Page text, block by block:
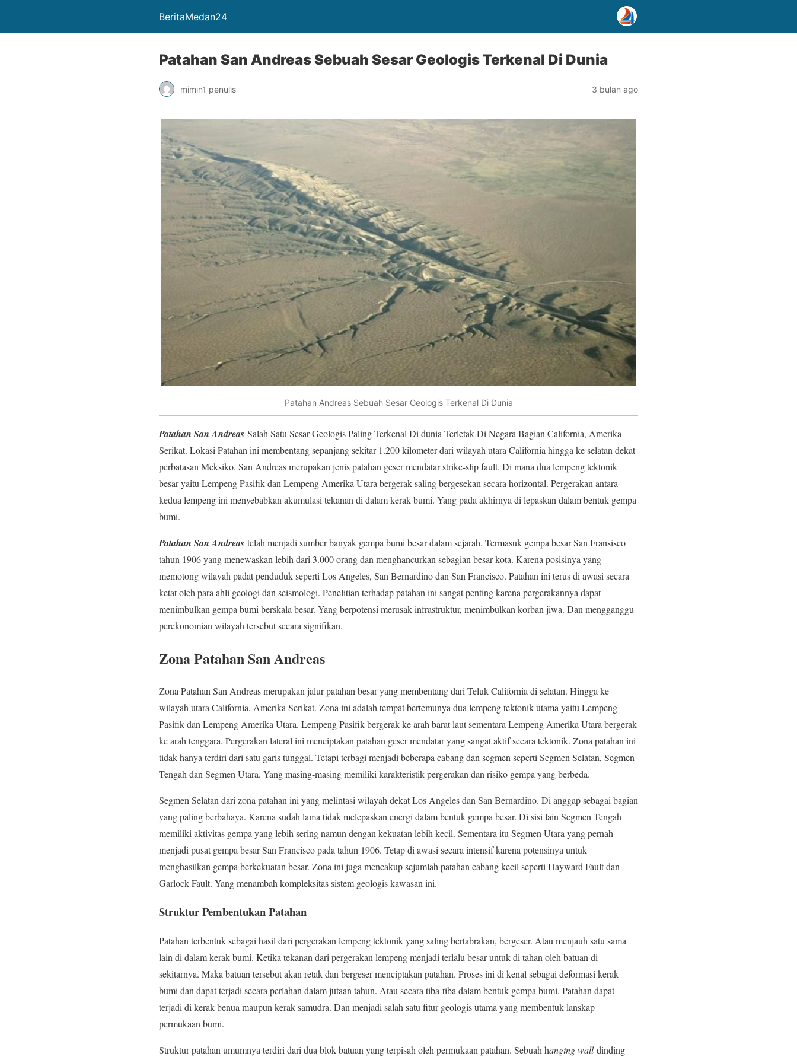
BeritaMedan24
Patahan San Andreas Sebuah Sesar Geologis Terkenal Di Dunia
mimin1 penulis 3 bulan ago
Patahan Andreas Sebuah Sesar Geologis Terkenal Di Dunia
Patahan San Andreas Salah Satu Sesar Geologis Paling Terkenal Di dunia Terletak Di Negara Bagian California, Amerika
Serikat. Lokasi Patahan ini membentang sepanjang sekitar 1.200 kilometer dari wilayah utara California hingga ke selatan dekat
perbatasan Meksiko. San Andreas merupakan jenis patahan geser mendatar strike-slip fault. Di mana dua lempeng tektonik
besar yaitu Lempeng Pasifik dan Lempeng Amerika Utara bergerak saling bergesekan secara horizontal. Pergerakan antara
kedua lempeng ini menyebabkan akumulasi tekanan di dalam kerak bumi. Yang pada akhirnya di lepaskan dalam bentuk gempa
bumi.
Patahan San Andreas telah menjadi sumber banyak gempa bumi besar dalam sejarah. Termasuk gempa besar San Fransisco
tahun 1906 yang menewaskan lebih dari 3.000 orang dan menghancurkan sebagian besar kota. Karena posisinya yang
memotong wilayah padat penduduk seperti Los Angeles, San Bernardino dan San Francisco. Patahan ini terus di awasi secara
ketat oleh para ahli geologi dan seismologi. Penelitian terhadap patahan ini sangat penting karena pergerakannya dapat
menimbulkan gempa bumi berskala besar. Yang berpotensi merusak infrastruktur, menimbulkan korban jiwa. Dan mengganggu
perekonomian wilayah tersebut secara signifikan.
Zona Patahan San Andreas
Zona Patahan San Andreas merupakan jalur patahan besar yang membentang dari Teluk California di selatan. Hingga ke
wilayah utara California, Amerika Serikat. Zona ini adalah tempat bertemunya dua lempeng tektonik utama yaitu Lempeng
Pasifik dan Lempeng Amerika Utara. Lempeng Pasifik bergerak ke arah barat laut sementara Lempeng Amerika Utara bergerak
ke arah tenggara. Pergerakan lateral ini menciptakan patahan geser mendatar yang sangat aktif secara tektonik. Zona patahan ini
tidak hanya terdiri dari satu garis tunggal. Tetapi terbagi menjadi beberapa cabang dan segmen seperti Segmen Selatan, Segmen
Tengah dan Segmen Utara. Yang masing-masing memiliki karakteristik pergerakan dan risiko gempa yang berbeda.
Segmen Selatan dari zona patahan ini yang melintasi wilayah dekat Los Angeles dan San Bernardino. Di anggap sebagai bagian
yang paling berbahaya. Karena sudah lama tidak melepaskan energi dalam bentuk gempa besar. Di sisi lain Segmen Tengah
memiliki aktivitas gempa yang lebih sering namun dengan kekuatan lebih kecil. Sementara itu Segmen Utara yang pernah
menjadi pusat gempa besar San Francisco pada tahun 1906. Tetap di awasi secara intensif karena potensinya untuk
menghasilkan gempa berkekuatan besar. Zona ini juga mencakup sejumlah patahan cabang kecil seperti Hayward Fault dan
Garlock Fault. Yang menambah kompleksitas sistem geologis kawasan ini.
Struktur Pembentukan Patahan
Patahan terbentuk sebagai hasil dari pergerakan lempeng tektonik yang saling bertabrakan, bergeser. Atau menjauh satu sama
lain di dalam kerak bumi. Ketika tekanan dari pergerakan lempeng menjadi terlalu besar untuk di tahan oleh batuan di
sekitarnya. Maka batuan tersebut akan retak dan bergeser menciptakan patahan. Proses ini di kenal sebagai deformasi kerak
bumi dan dapat terjadi secara perlahan dalam jutaan tahun. Atau secara tiba-tiba dalam bentuk gempa bumi. Patahan dapat
terjadi di kerak benua maupun kerak samudra. Dan menjadi salah satu fitur geologis utama yang membentuk lanskap
permukaan bumi.
Struktur patahan umumnya terdiri dari dua blok batuan yang terpisah oleh permukaan patahan. Sebuah hanging walldinding